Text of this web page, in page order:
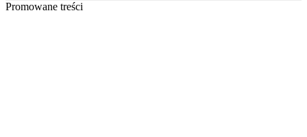
Promowane treści